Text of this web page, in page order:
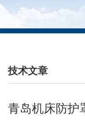
技术文章
/ TECHNICAL
青岛机床防护